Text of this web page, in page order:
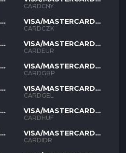
CNY
CARDCNY
VISA/MASTERCARD
CZK
CARDCZK
VISA/MASTERCARD
EUR
CARDEUR
VISA/MASTERCARD
GBP
CARDGBP
VISA/MASTERCARD
GEL
CARDGEL
VISA/MASTERCARD
HUF
CARDHUF
VISA/MASTERCARD
IDR
CARDIDR